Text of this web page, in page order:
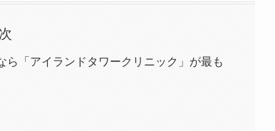
「アイランドタワークリニック」が最も